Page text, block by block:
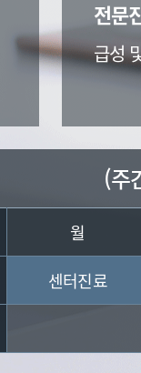
전문
급성
(주
월
센터진료